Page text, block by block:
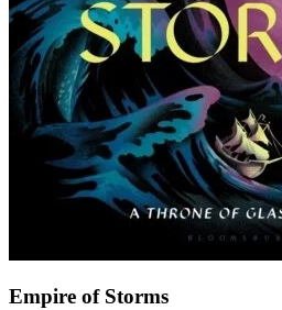
Empire of Storms